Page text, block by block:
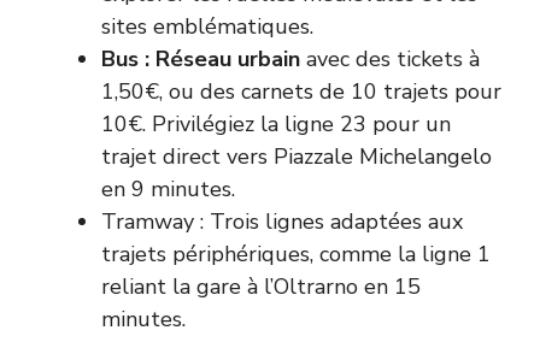
sites emblématiques.
Bus : Réseau urbain avec des tickets à
1,50€, ou des carnets de 10 trajets pour
10€. Privilégiez la ligne 23 pour un
trajet direct vers Piazzale Michelangelo
en 9 minutes.
Tramway : Trois lignes adaptées aux
trajets périphériques, comme la ligne 1
reliant la gare à l’Oltrarno en 15
minutes.